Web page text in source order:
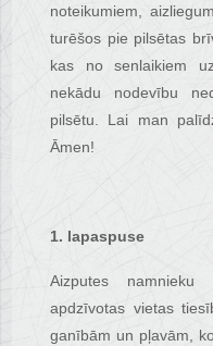
noteikumiem,
turēšos pie pilsētas
kas no senlaikiem
nekādu nodevību
pilsētu. Lai man
Āmen!
1. lapaspuse
Aizputes
apdzīvotas vietas
ganībām un pļavām,